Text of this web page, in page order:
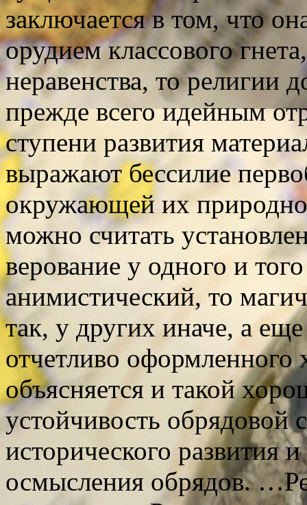
заключается в том, что
орудием классового
неравенства, то религии
прежде всего идейным
ступени развития
выражают бессилие
окружающей их
можно считать
верование у одного и
анимистический, то
так, у других иначе, а
отчетливо оформленного
объясняется и такой
устойчивость обрядовой
исторического развития
осмысления обрядов.